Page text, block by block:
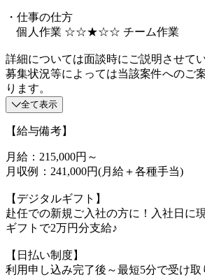
・仕事の仕方
個人作業 ☆☆★☆☆ チーム作業
詳細については面談時にご説明させて
募集状況等によっては当該案件へのご
ります。
全て表示
【給与備考】
月給：215,000円～
月収例：241,000円(月給＋各種手当)
【デジタルギフト】
赴任での新規ご入社の方に！入社日に
ギフトで2万円分支給♪
【日払い制度】
利用申し込み完了後～最短5分で受け取